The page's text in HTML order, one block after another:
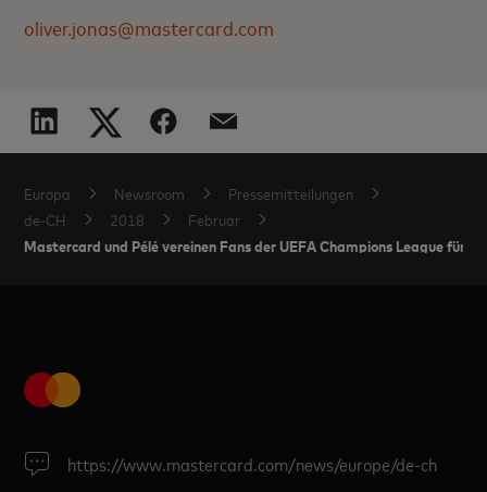
oliver.jonas@mastercard.com
Europa Newsroom
Pressemitteilungen
de-CH
2018 Februar
Mastercard und Pélé vereinen Fans der UEFA Champions League für
https://www.mastercard.com/news/europe/de-ch